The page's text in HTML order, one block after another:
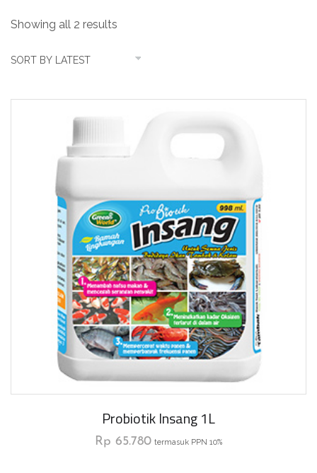
Showing all 2 results
Probiotik Insang 1L
Rp 65.780 termasuk PPN 10%